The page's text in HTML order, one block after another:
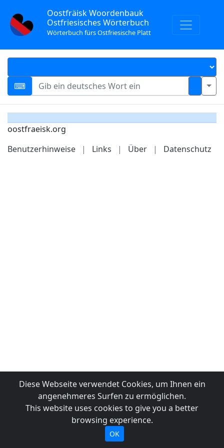
Oostfräisk Woordenbauk
Ostfriesisches Wörterbuch
Wörterbuch fürs Ostfriesische Platt
oostfraeisk.org
Benutzerhinweise
| Links | Über | Datenschutz
Diese Webseite verwendet Cookies, um Ihnen ein
angenehmeres Surfen zu ermöglichen.
This website uses cookies to give you a better
browsing experience.
OK